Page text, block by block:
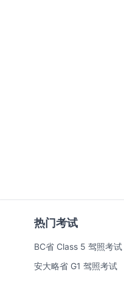
热门考试
BC省 Class 5 驾照考试
安大略省 G1 驾照考试